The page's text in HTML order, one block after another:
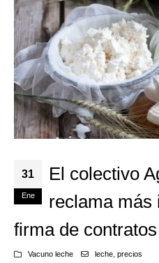
31
Ene
El colectivo
reclama más
firma de
Vacuno leche leche, precios